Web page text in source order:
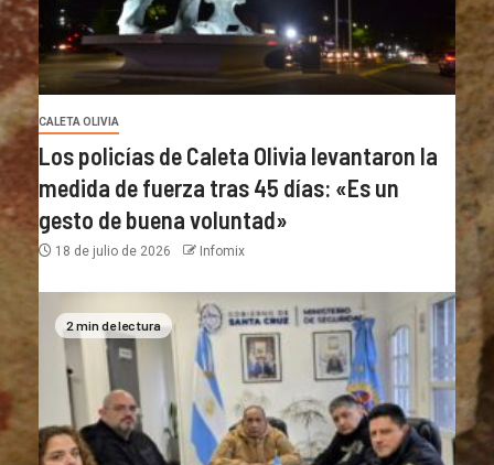
CALETA OLIVIA
Los policías de Caleta Olivia levantaron la
medida de fuerza tras 45 días: «Es un
gesto de buena voluntad»
18 de julio de 2026 Infomix
2 min de lectura